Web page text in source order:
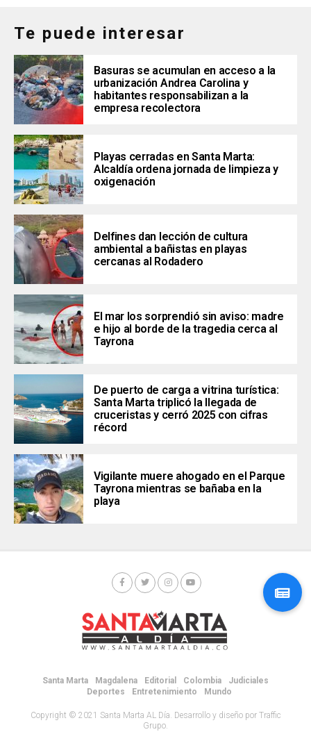
Te puede interesar
Basuras se acumulan en acceso a la
urbanización Andrea Carolina y
habitantes responsabilizan a la
empresa recolectora
Playas cerradas en Santa Marta:
Alcaldía ordena jornada de limpieza y
oxigenación
Delfines dan lección de cultura
ambiental a bañistas en playas
cercanas al Rodadero
El mar los sorprendió sin aviso: madre
e hijo al borde de la tragedia cerca al
Tayrona
De puerto de carga a vitrina turística:
Santa Marta triplicó la llegada de
cruceristas y cerró 2025 con cifras
récord
Vigilante muere ahogado en el Parque
Tayrona mientras se bañaba en la
playa
Santa Marta Magdalena Editorial Colombia
Judiciales
Deportes
Entretenimiento Mundo
Copyright © 2021 Santa Marta AL Día. Desarrollo y diseño por Traffic
Grupo.